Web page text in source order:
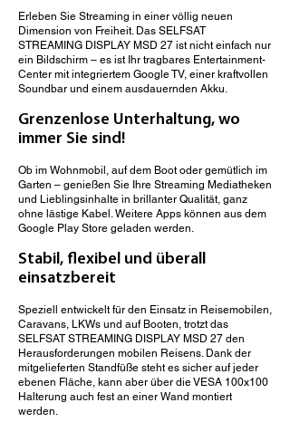
Erleben Sie Streaming in einer völlig neuen
Dimension von Freiheit. Das SELFSAT
STREAMING DISPLAY MSD 27 ist nicht einfach nur
ein Bildschirm – es ist Ihr tragbares Entertainment-
Center mit integriertem Google TV, einer kraftvollen
Soundbar und einem ausdauernden Akku.
Grenzenlose Unterhaltung, wo
immer Sie sind!
Ob im Wohnmobil, auf dem Boot oder gemütlich im
Garten – genießen Sie Ihre Streaming Mediatheken
und Lieblingsinhalte in brillanter Qualität, ganz
ohne lästige Kabel. Weitere Apps können aus dem
Google Play Store geladen werden.
Stabil, flexibel und überall
einsatzbereit
Speziell entwickelt für den Einsatz in Reisemobilen,
Caravans, LKWs und auf Booten, trotzt das
SELFSAT STREAMING DISPLAY MSD 27 den
Herausforderungen mobilen Reisens. Dank der
mitgelieferten Standfüße steht es sicher auf jeder
ebenen Fläche, kann aber über die VESA 100x100
Halterung auch fest an einer Wand montiert
werden.